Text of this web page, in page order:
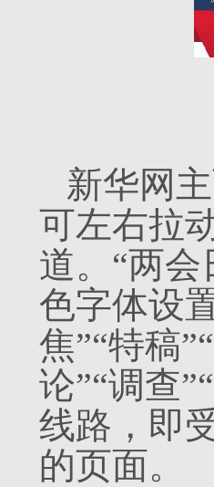
新华网
可左右拉
道。“两
色字体设
焦”“特稿
论”“调查
线路，即
的页面。